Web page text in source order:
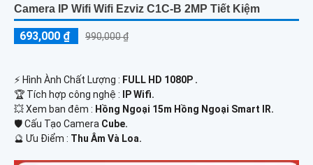
Camera IP Wifi Wifi Ezviz C1C-B 2MP Tiết Kiệm
693,000 ₫ 990,000 ₫
️⚡ Hình Ành Chất Lượng : FULL HD 1080P .
🏆 Tích hợp công nghệ :
IP Wifi.
💥 Xem ban đêm : Hồng Ngoại 15m Hồng Ngoại Smart IR.
🛡 Cấu Tạo Camera Cube.
️🔮 Ưu Điểm : Thu Âm Và Loa.